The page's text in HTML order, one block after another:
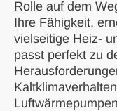
Rolle auf dem
Ihre Fähigkeit,
vielseitige Heiz-
passt perfekt zu